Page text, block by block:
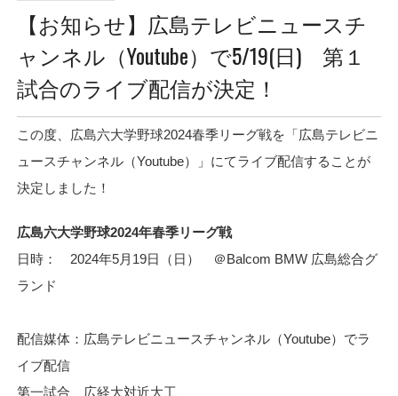
【お知らせ】広島テレビニュースチ
ャンネル（Youtube）で5/19(日) 第１
試合のライブ配信が決定！
この度、広島六大学野球2024春季リーグ戦を「広島テレビニ
ュースチャンネル（Youtube）」にてライブ配信することが
決定しました！
広島六大学野球2024年春季リーグ戦
日時： 2024年5月19日（日） ＠Balcom BMW 広島総合グ
ランド
配信媒体：広島テレビニュースチャンネル（Youtube）でラ
イブ配信
第一試合 広経大対近大工